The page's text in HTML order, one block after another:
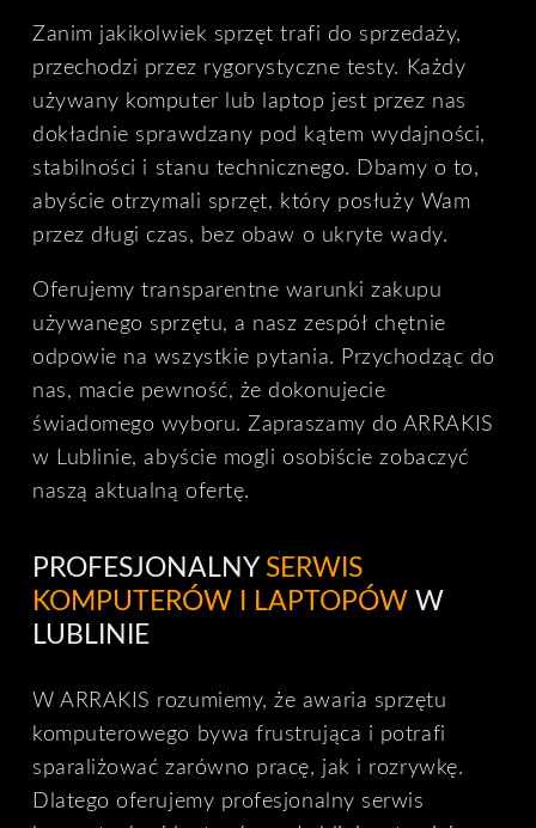
Zanim jakikolwiek sprzęt trafi do sprzedaży,
przechodzi przez rygorystyczne testy. Każdy
używany komputer lub laptop jest przez nas
dokładnie sprawdzany pod kątem wydajności,
stabilności i stanu technicznego. Dbamy o to,
abyście otrzymali sprzęt, który posłuży Wam
przez długi czas, bez obaw o ukryte wady.
Oferujemy transparentne warunki zakupu
używanego sprzętu, a nasz zespół chętnie
odpowie na wszystkie pytania. Przychodząc do
nas, macie pewność, że dokonujecie
świadomego wyboru. Zapraszamy do ARRAKIS
w Lublinie, abyście mogli osobiście zobaczyć
naszą aktualną ofertę.
PROFESJONALNY SERWIS
KOMPUTERÓW I LAPTOPÓW W
LUBLINIE
W ARRAKIS rozumiemy, że awaria sprzętu
komputerowego bywa frustrująca i potrafi
sparaliżować zarówno pracę, jak i rozrywkę.
Dlatego oferujemy profesjonalny serwis